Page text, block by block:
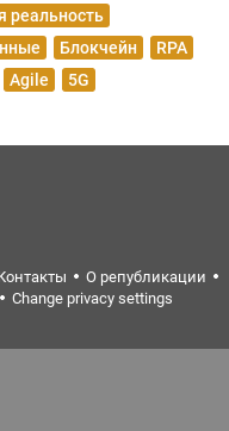
реальность
Блокчейн
RPA
Agile 5G
О републикации
Change privacy settings